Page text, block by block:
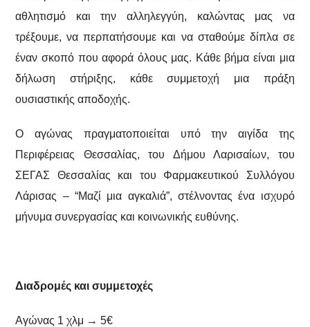
αθλητισμό και την αλληλεγγύη, καλώντας μας να
τρέξουμε, να περπατήσουμε και να σταθούμε δίπλα σε
έναν σκοπό που αφορά όλους μας. Κάθε βήμα είναι μια
δήλωση στήριξης, κάθε συμμετοχή μια πράξη
ουσιαστικής αποδοχής.
Ο αγώνας πραγματοποιείται υπό την αιγίδα της
Περιφέρειας Θεσσαλίας, του Δήμου Λαρισαίων, του
ΣΕΓΑΣ Θεσσαλίας και του Φαρμακευτικού Συλλόγου
Λάρισας – “Μαζί μια αγκαλιά”, στέλνοντας ένα ισχυρό
μήνυμα συνεργασίας και κοινωνικής ευθύνης.
Διαδρομές και συμμετοχές
Αγώνας 1 χλμ → 5€